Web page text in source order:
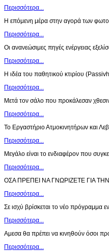
Περισσότερα...
Η επόμενη μέρα στην αγορά των
Περισσότερα...
Οι ανανεώσιμες πηγές ενέργειας
Περισσότερα...
Η ιδέα του παθητικού κτιρίου
Περισσότερα...
Μετά τον σάλο που προκάλεσαν
Περισσότερα...
Το Εργαστήριο Ατμοκινητήρων και
Περισσότερα...
Μεγάλο είναι το ενδιαφέρον που
Περισσότερα...
ΟΣΑ ΠΡΕΠΕΙ ΝΑ ΓΝΩΡΙΖΕΤΕ ΓΙΑ
Περισσότερα...
Σε ισχύ βρίσκεται το νέο πρόγραμμα
Περισσότερα...
Aμεσα θα πρέπει να κινηθούν όσοι
Περισσότερα...